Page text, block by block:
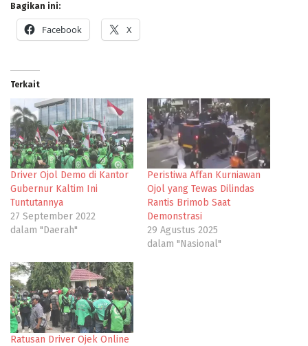
Bagikan ini:
Facebook X
Terkait
Driver Ojol Demo di Kantor
Gubernur Kaltim Ini
Tuntutannya
27 September 2022
dalam "Daerah"
Peristiwa Affan Kurniawan
Ojol yang Tewas Dilindas
Rantis Brimob Saat
Demonstrasi
29 Agustus 2025
dalam "Nasional"
Ratusan Driver Ojek Online